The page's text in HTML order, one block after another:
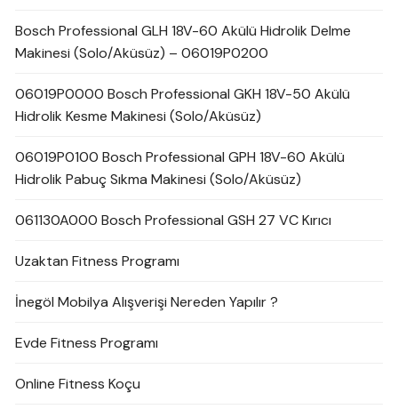
Bosch Professional GLH 18V-60 Akülü Hidrolik Delme
Makinesi (Solo/Aküsüz) – 06019P0200
06019P0000 Bosch Professional GKH 18V-50 Akülü
Hidrolik Kesme Makinesi (Solo/Aküsüz)
06019P0100 Bosch Professional GPH 18V-60 Akülü
Hidrolik Pabuç Sıkma Makinesi (Solo/Aküsüz)
061130A000 Bosch Professional GSH 27 VC Kırıcı
Uzaktan Fitness Programı
İnegöl Mobilya Alışverişi Nereden Yapılır ?
Evde Fitness Programı
Online Fitness Koçu